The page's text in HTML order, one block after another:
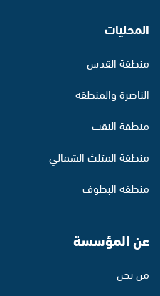
المحليات
منطقة القدس
الناصرة والمنطقة
منطقة النقب
منطقة المثلث الشمالي
منطقة البطوف
عن المؤسسة
من نحن